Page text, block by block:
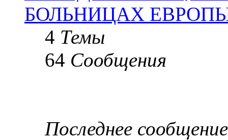
БОЛЬНИЦАХ
4 Темы
64 Сообщения
Последнее сообщение